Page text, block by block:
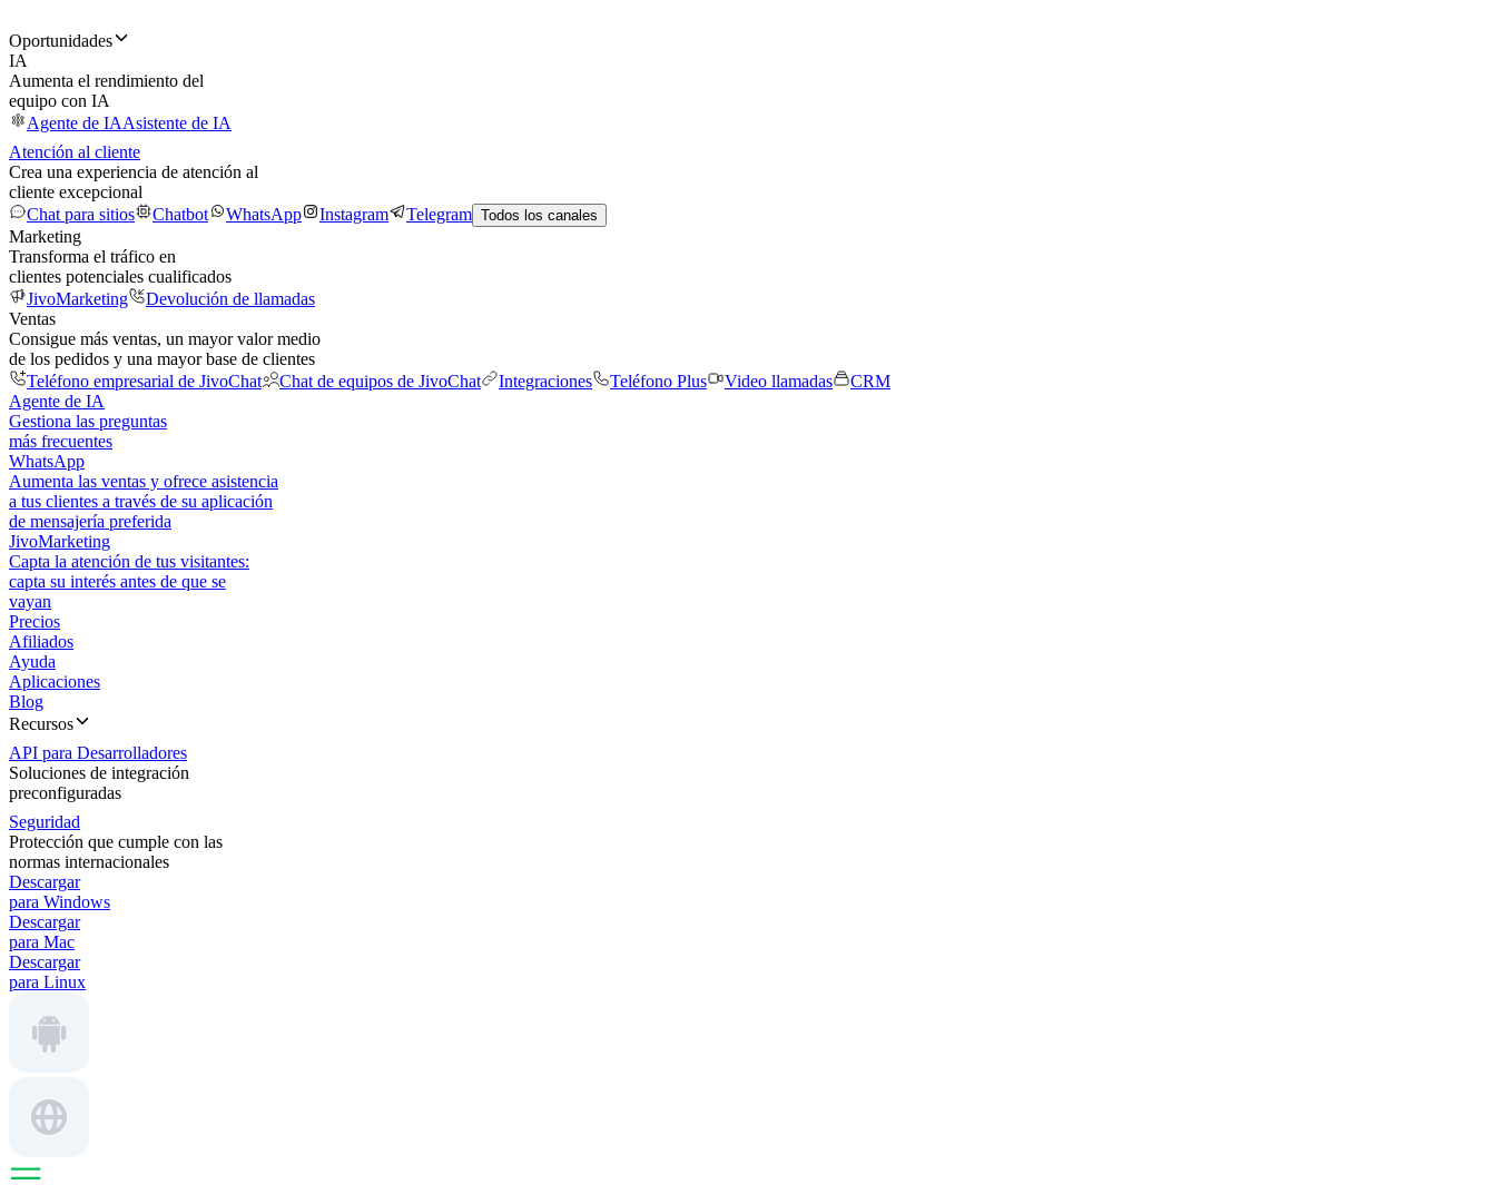
Oportunidades
IA
Aumenta el rendimiento del
equipo con IA
Agente de IAAsistente de IA
Atención al cliente
Crea una experiencia de atención al
cliente excepcional
Chat para sitios
Chatbot WhatsApp Instagram Telegram Todos los canales
Marketing
Transforma el tráfico en
clientes potenciales cualificados
JivoMarketing
Devolución de llamadas
Ventas
Consigue más ventas, un mayor valor medio
de los pedidos y una mayor base de clientes
Teléfono empresarial de JivoChat
Chat de equipos de JivoChat Integraciones Teléfono Plus Video llamadas
CRM
Agente de IA
Gestiona las preguntas
más frecuentes
WhatsApp
Aumenta las ventas y ofrece asistencia
a tus clientes a través de su aplicación
de mensajería preferida
JivoMarketing
Capta la atención de tus visitantes:
capta su interés antes de que se
vayan
Precios
Afiliados
Ayuda
Aplicaciones
Blog
Recursos
API para Desarrolladores
Soluciones de integración
preconfiguradas
Seguridad
Protección que cumple con las
normas internacionales
Descargar
para Windows
Descargar
para Mac
Descargar
para Linux